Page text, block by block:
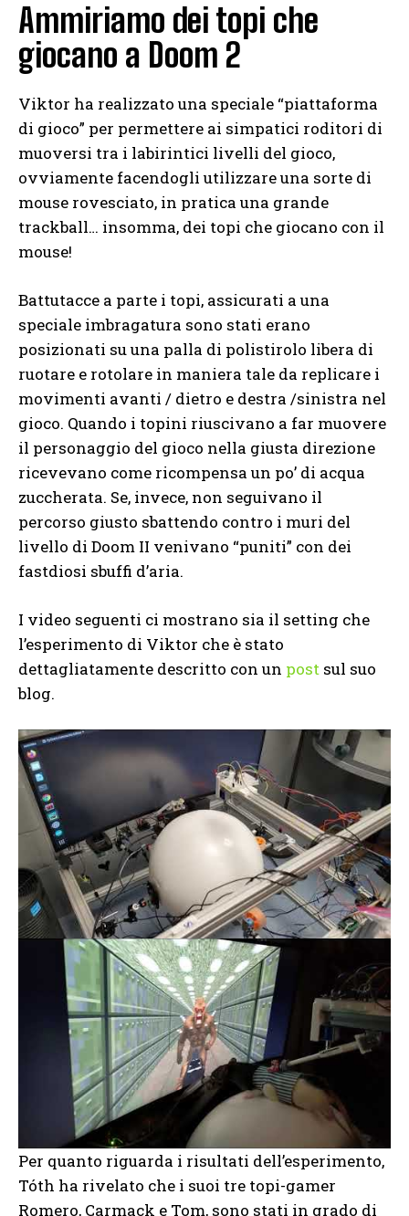
Ammiriamo dei topi che
giocano a Doom 2
Viktor ha realizzato una speciale “piattaforma
di gioco” per permettere ai simpatici roditori di
muoversi tra i labirintici livelli del gioco,
ovviamente facendogli utilizzare una sorte di
mouse rovesciato, in pratica una grande
trackball… insomma, dei topi che giocano con il
mouse!
Battutacce a parte i topi, assicurati a una
speciale imbragatura sono stati erano
posizionati su una palla di polistirolo libera di
ruotare e rotolare in maniera tale da replicare i
movimenti avanti / dietro e destra /sinistra nel
gioco. Quando i topini riuscivano a far muovere
il personaggio del gioco nella giusta direzione
ricevevano come ricompensa un po’ di acqua
zuccherata. Se, invece, non seguivano il
percorso giusto sbattendo contro i muri del
livello di Doom II venivano “puniti” con dei
fastdiosi sbuffi d’aria.
I video seguenti ci mostrano sia il setting che
l’esperimento di Viktor che è stato
dettagliatamente descritto con un post sul suo
blog.
Per quanto riguarda i risultati dell’esperimento,
Tóth ha rivelato che i suoi tre topi-gamer
Romero, Carmack e Tom, sono stati in grado di